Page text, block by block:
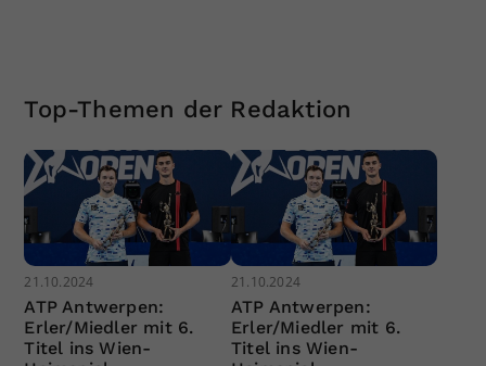
Top-Themen der Redaktion
21.10.2024
ATP Antwerpen:
Erler/Miedler mit 6.
Titel ins Wien-
21.10.2024
ATP Antwerpen:
Erler/Miedler mit 6.
Titel ins Wien-